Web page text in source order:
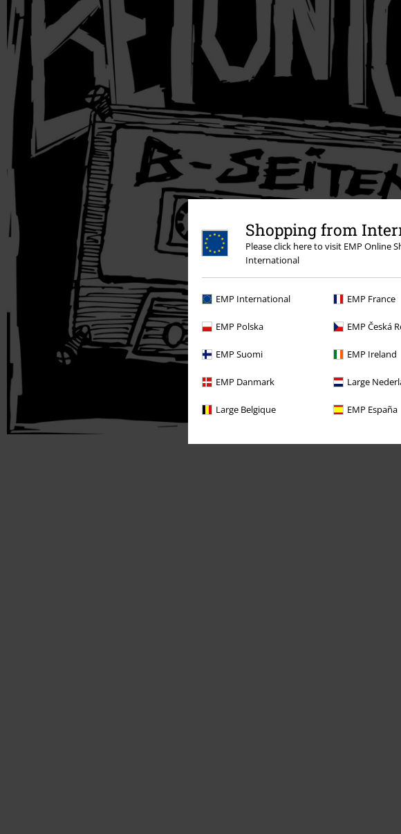
Shopping from
Please click here to visit EMP Online
International
EMP International EMP France
EMP Polska EMP Česká
EMP Suomi EMP Ireland
EMP Danmark Large
Large Belgique EMP España